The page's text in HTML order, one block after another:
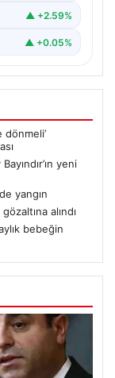
▲ +2.59%
▲ +0.05%
yeni
yangın
alındı
bebeğin